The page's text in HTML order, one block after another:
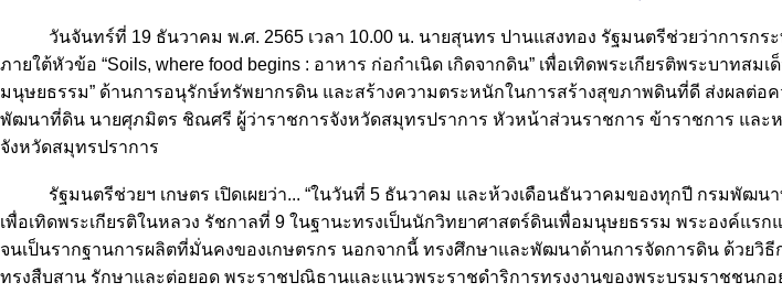
วันจันทร์ที่ 19 ธันวาคม พ.ศ. 2565 เวลา 10.00 น. นายสุนทร ปานแสงทอง รัฐมนตรีช่วยว่าการกระ
ภายใต้หัวข้อ “Soils, where food begins : อาหาร ก่อกำเนิด เกิดจากดิน” เพื่อเทิดพระเกียรติพระบา
มนุษยธรรม” ด้านการอนุรักษ์ทรัพยากรดิน และสร้างความตระหนักในการสร้างสุขภาพดินที่ดี ส่งผลต่
พัฒนาที่ดิน นายศุภมิตร ชิณศรี ผู้ว่าราชการจังหวัดสมุทรปราการ หัวหน้าส่วนราชการ ข้าราชการ แล
จังหวัดสมุทรปราการ
รัฐมนตรีช่วยฯ เกษตร เปิดเผยว่า... “ในวันที่ 5 ธันวาคม และห้วงเดือนธันวาคมของทุกปี กรมพัฒ
เพื่อเทิดพระเกียรติในหลวง รัชกาลที่ 9 ในฐานะทรงเป็นนักวิทยาศาสตร์ดินเพื่อมนุษยธรรม พระองค์แ
จนเป็นรากฐานการผลิตที่มั่นคงของเกษตรกร นอกจากนี้ ทรงศึกษาและพัฒนาด้านการจัดการดิน ด้วยวิ
ทรงสืบสาน รักษาและต่อยอด พระราชปณิธานและแนวพระราชดำริการทรงงานของพระบรมราชชนก